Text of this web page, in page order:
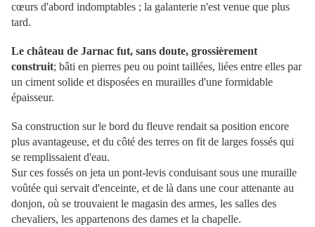
cœurs d'abord indomptables ; la galanterie n'est venue que plus
tard.
Le château de Jarnac fut, sans doute, grossièrement
construit; bâti en pierres peu ou point taillées, liées entre elles par
un ciment solide et disposées en murailles d'une formidable
épaisseur.
Sa construction sur le bord du fleuve rendait sa position encore
plus avantageuse, et du côté des terres on fit de larges fossés qui
se remplissaient d'eau.
Sur ces fossés on jeta un pont-levis conduisant sous une muraille
voûtée qui servait d'enceinte, et de là dans une cour attenante au
donjon, où se trouvaient le magasin des armes, les salles des
chevaliers, les appartenons des dames et la chapelle.